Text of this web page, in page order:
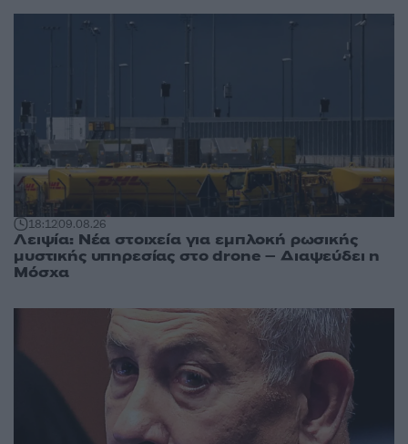
18:1209.08.26
Λειψία: Νέα στοιχεία για εμπλοκή ρωσικής
μυστικής υπηρεσίας στο drone – Διαψεύδει η
Μόσχα